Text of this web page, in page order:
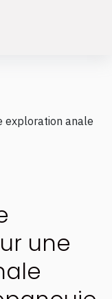
exploration anale
une